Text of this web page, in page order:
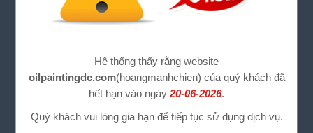
Hệ thống thấy rằng website
oilpaintingdc.com(hoangmanhchien) của quý khách đã
hết hạn vào ngày20-06-2026.
Quý khách vui lòng gia hạn để tiếp tục sử dụng dịch vụ.